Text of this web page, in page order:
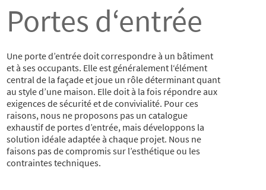
Portes d‘entrée
Une porte d’entrée doit correspondre à un bâtiment
et à ses occupants. Elle est généralement l‘élément
central de la façade et joue un rôle déterminant quant
au style d’une maison. Elle doit à la fois répondre aux
exigences de sécurité et de convivialité. Pour ces
raisons, nous ne proposons pas un catalogue
exhaustif de portes d’entrée, mais développons la
solution idéale adaptée à chaque projet. Nous ne
faisons pas de compromis sur l’esthétique ou les
contraintes techniques.